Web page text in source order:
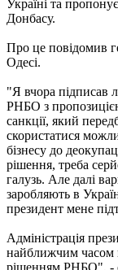
Україні та
Донбасу.
Про це повідомив
Одесі.
"Я вчора підписав
РНБО з
санкції, який
скористатися
бізнесу до
рішення, треба
галузь. Але далі
заробляють в
президент мене
Адміністрація
найближчим часом